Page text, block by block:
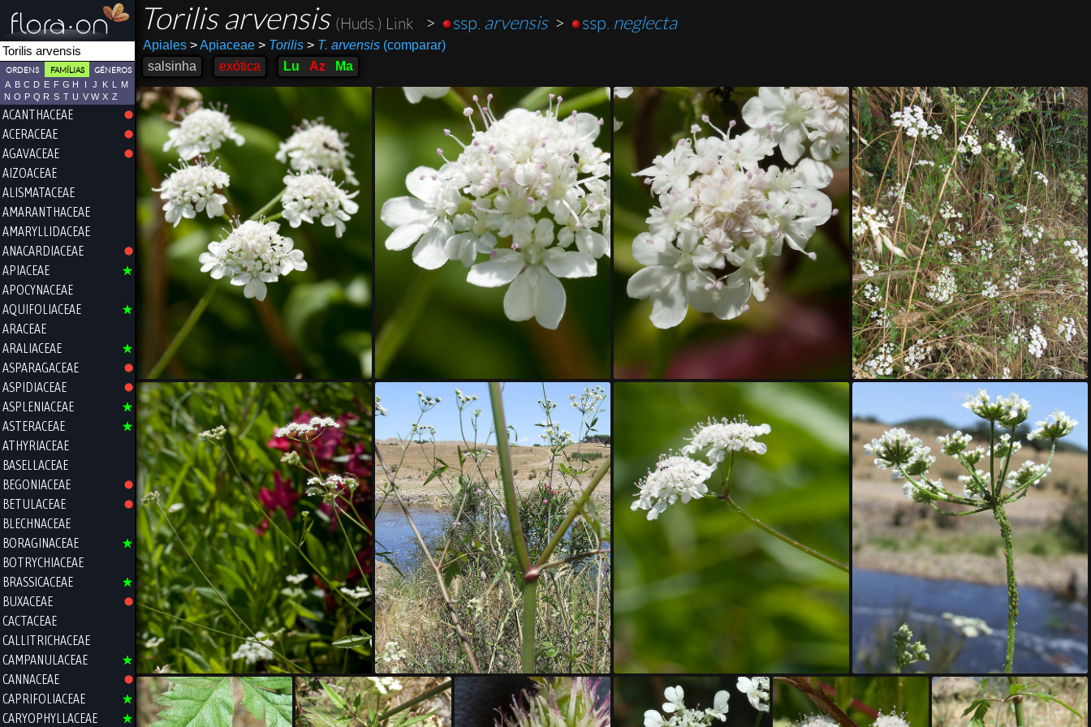
ORDENS FAMÍLIAS GÉNEROS
A B C D E F G H I J K L
M
N O P Q R S T U V W X Z
ACANTHACEAE
ACERACEAE
AGAVACEAE
AIZOACEAE
ALISMATACEAE
AMARANTHACEAE
AMARYLLIDACEAE
ANACARDIACEAE
APIACEAE
APOCYNACEAE
AQUIFOLIACEAE
ARACEAE
ARALIACEAE
ASPARAGACEAE
ASPIDIACEAE
ASPLENIACEAE
ASTERACEAE
ATHYRIACEAE
BASELLACEAE
BEGONIACEAE
BETULACEAE
BLECHNACEAE
BORAGINACEAE
BOTRYCHIACEAE
BRASSICACEAE
BUXACEAE
CACTACEAE
CALLITRICHACEAE
CAMPANULACEAE
CANNACEAE
CAPRIFOLIACEAE
CARYOPHYLLACEAE
Torilis arvensis (Huds.) Link > ssp. arvensis> ssp. neglecta
Apiales >Apiaceae > Torilis > T. arvensis(comparar)
salsinha
exótica Lu Az Ma